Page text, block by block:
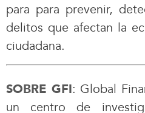
para para prevenir,
delitos que afectan la
ciudadana.
SOBRE GFI : Global
un centro de